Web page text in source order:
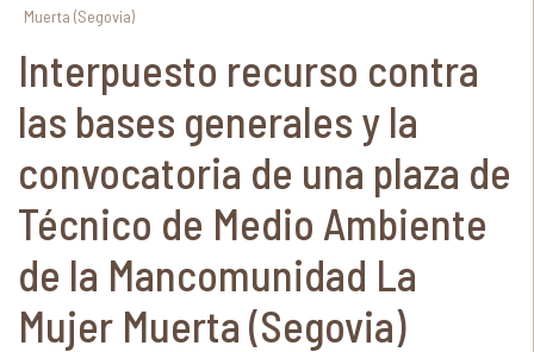
Muerta (Segovia)
Interpuesto recurso contra
las bases generales y la
convocatoria de una plaza de
Técnico de Medio Ambiente
de la Mancomunidad La
Mujer Muerta (Segovia)